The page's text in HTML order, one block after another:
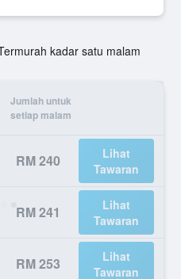
kadar satu malam
Jumlah untuk
setiap malam
RM 240
Lihat
Tawaran
RM 241
Lihat
Tawaran
RM 253
Lihat
Tawaran